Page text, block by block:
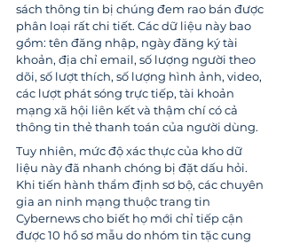
sách thông tin bị chúng đem rao bán được
phân loại rất chi tiết. Các dữ liệu này bao
gồm: tên đăng nhập, ngày đăng ký tài
khoản, địa chỉ email, số lượng người theo
dõi, số lượt thích, số lượng hình ảnh, video,
các lượt phát sóng trực tiếp, tài khoản
mạng xã hội liên kết và thậm chí có cả
thông tin thẻ thanh toán của người dùng.
Tuy nhiên, mức độ xác thực của kho dữ
liệu này đã nhanh chóng bị đặt dấu hỏi.
Khi tiến hành thẩm định sơ bộ, các chuyên
gia an ninh mạng thuộc trang tin
Cybernews cho biết họ mới chỉ tiếp cận
được 10 hồ sơ mẫu do nhóm tin tặc cung